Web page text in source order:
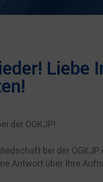
Liebe
der ÖGKJP!
bei der
Antwort über Ihre